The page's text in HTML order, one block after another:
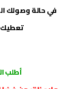
في حالة وصولك
تعطيك
أطلب